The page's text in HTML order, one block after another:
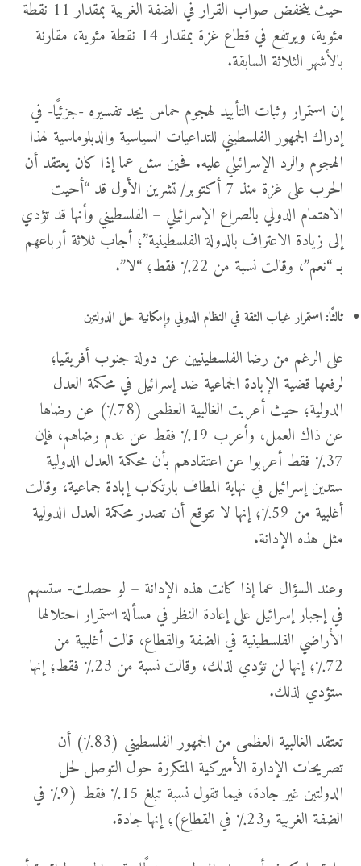
حيث ينخفض صواب القرار في الضفة الغربية بمقدار 11 نقطة
مئوية، ويرتفع في قطاع غزة بمقدار 14 نقطة مئوية، مقارنة
بالأشهر الثلاثة السابقة.
إن استمرار وثبات التأييد لهجوم حماس يجد تفسيره -جزئيًا- في
إدراك الجمهور الفلسطيني للتداعيات السياسية والدبلوماسية لهذا
الهجوم والرد الإسرائيلي عليه. فحين سئل عما إذا كان يعتقد أن
الحرب على غزة منذ 7 أكتوبر/ تشرين الأول قد “أحيت
الاهتمام الدولي بالصراع الإسرائيلي – الفلسطيني وأنها قد تؤدي
إلى زيادة الاعتراف بالدولة الفلسطينية”؛ أجاب ثلاثة أرباعهم
بـ “نعم”، وقالت نسبة من 22٪ فقط؛ “لا”.
ثالثًا: استمرار غياب الثقة في النظام الدولي وإمكانية حل الدولتين
على الرغم من رضا الفلسطينيين عن دولة جنوب أفريقيا؛
لرفعها قضية الإبادة الجماعية ضد إسرائيل في محكمة العدل
الدولية؛ حيث أعربت الغالبية العظمى (78٪) عن رضاها
عن ذاك العمل، وأعرب 19٪ فقط عن عدم رضاهم، فإن
37٪ فقط أعربوا عن اعتقادهم بأن محكمة العدل الدولية
ستدين إسرائيل في نهاية المطاف بارتكاب إبادة جماعية، وقالت
أغلبية من 59٪؛ إنها لا تتوقع أن تصدر محكمة العدل الدولية
مثل هذه الإدانة.
وعند السؤال عما إذا كانت هذه الإدانة – لو حصلت- ستسهم
في إجبار إسرائيل على إعادة النظر في مسألة استمرار احتلالها
الأراضي الفلسطينية في الضفة والقطاع، قالت أغلبية من
72٪؛ إنها لن تؤدي لذلك، وقالت نسبة من 23٪ فقط؛ إنها
ستؤدي لذلك.
تعتقد الغالبية العظمى من الجمهور الفلسطيني (83٪) أن
تصريحات الإدارة الأميركية المتكررة حول التوصل لحل
الدولتين غير جادة، فيما تقول نسبة تبلغ 15٪ فقط (9٪ في
الضفة الغربية و23٪ في القطاع)؛ إنها جادة.